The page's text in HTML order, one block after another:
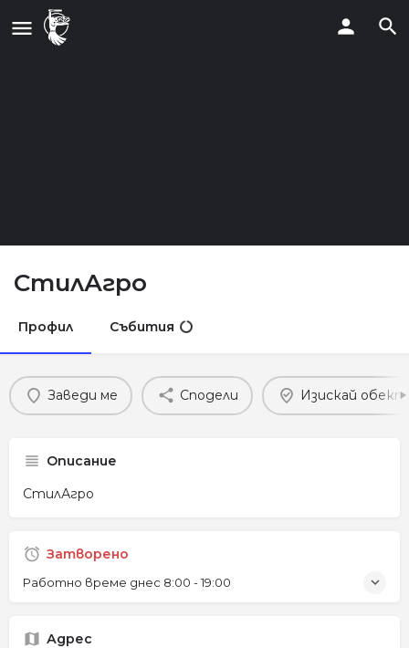
СтилАгро
Профил Събития
Заведи ме Сподели Изискай
Описание
СтилАгро
Затворено
Работно време днес 8:00 - 19:00
Адрес